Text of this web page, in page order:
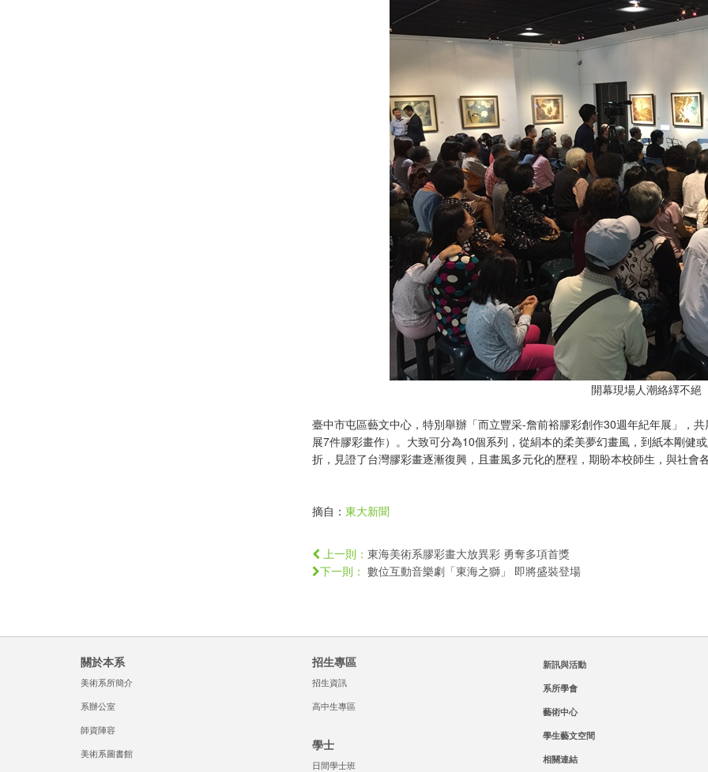
開幕現場人潮絡繹不絕
臺中市屯區藝文中心，特別舉辦「而立豐采-詹前裕膠彩創作30週年紀年展」，
展7件膠彩畫作）。大致可分為10個系列，從絹本的柔美夢幻畫風，到紙本剛健
折，見證了台灣膠彩畫逐漸復興，且畫風多元化的歷程，期盼本校師生，與社會
摘自： 東大新聞
上一則： 東海美術系膠彩畫大放異彩 勇奪多項首獎
下一則： 數位互動音樂劇「東海之獅」 即將盛裝登場
關於本系
美術系所簡介
系辦公室
師資陣容
美術系圖書館
招生專區
招生資訊
高中生專區
學士
日間學士班
新訊與活動
系所學會
藝術中心
學生藝文空間
相關連結